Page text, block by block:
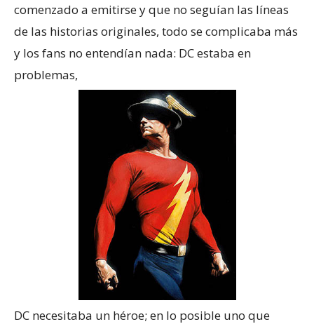
comenzado a emitirse y que no seguían las líneas
de las historias originales, todo se complicaba más
y los fans no entendían nada: DC estaba en
problemas,
DC necesitaba un héroe; en lo posible uno que